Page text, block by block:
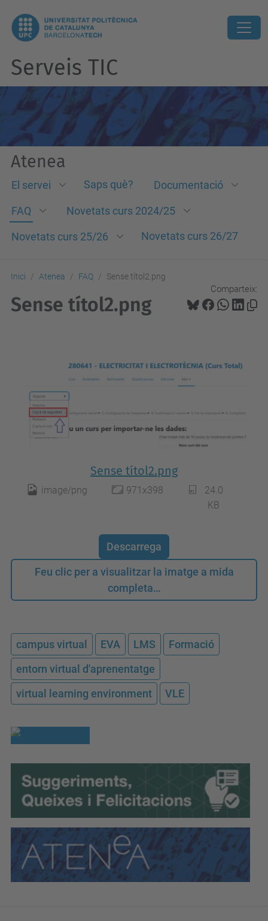
Serveis TIC
Atenea
El servei Saps què? Documentació
FAQ Novetats curs 2024/25
Novetats curs 25/26 Novetats curs 26/27
Inici Atenea FAQ Sense títol2.png
Comparteix:
Sense títol2.png
Sense títol2.png
image/png 971x398
24.0
KB
Descarrega
Feu clic per a visualitzar la imatge a mida
completa…
campus virtual EVA LMS
Formació
entorn virtual d'aprenentatge
virtual learning environment
VLE